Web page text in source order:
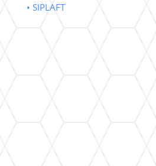
• SIPLAFT